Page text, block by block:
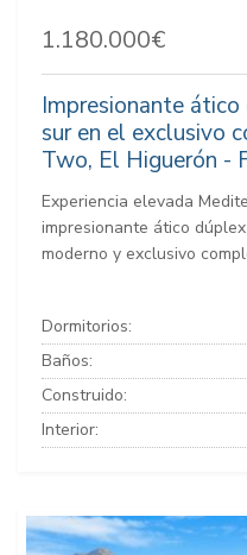
1.180.000€
Impresionante
sur en el exclusivo
Two, El Higuerón -
Experiencia elevada
impresionante ático
moderno y exclusivo
Dormitorios:
Baños:
Construido:
Interior: